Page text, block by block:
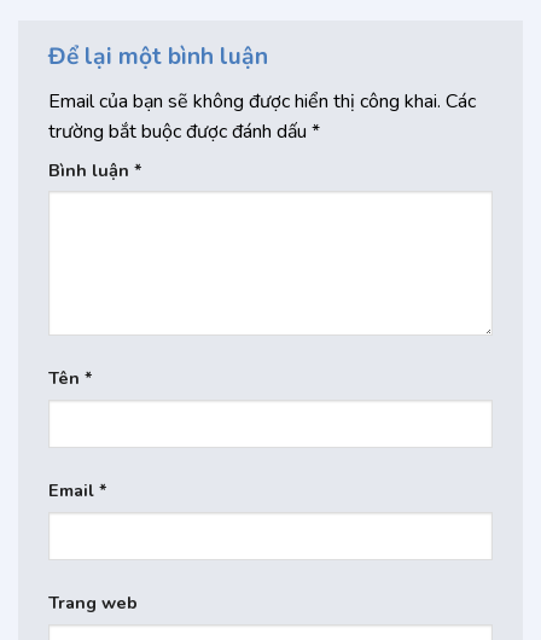
Để lại một bình luận
Email của bạn sẽ không được hiển thị công khai. Các
trường bắt buộc được đánh dấu *
Bình luận *
Tên *
Email *
Trang web